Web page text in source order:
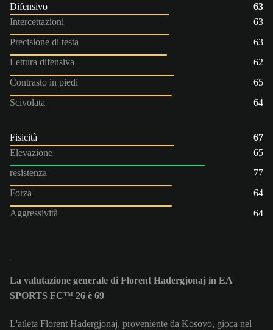
Difensivo
63
Intercettazioni
63
Precisione di testa
63
Lettura difensiva
62
Contrasto in piedi
65
Scivolata
64
Fisicità
67
Elevazione
65
resistenza
77
Forza
64
Aggressività
64
La valutazione generale di Florent Hadergjonaj in EA
SPORTS FC™ 26 è 69
L'atleta Florent Hadergjonaj, proveniente da Kosovo, gioca nel